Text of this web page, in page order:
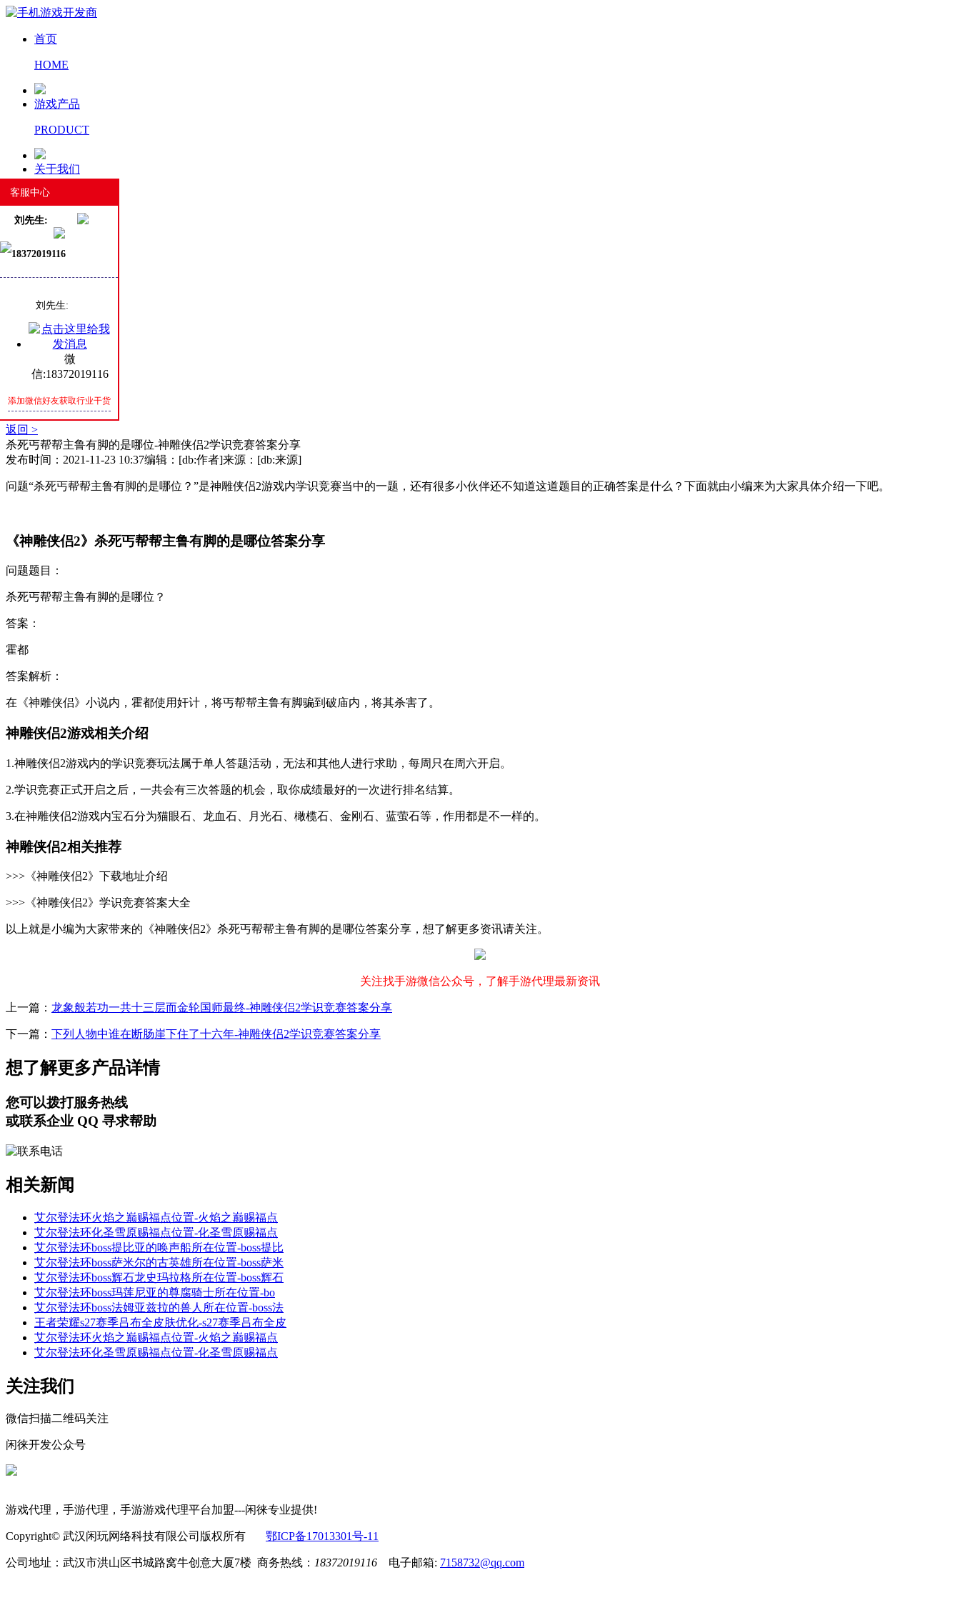
首页
HOME
游戏产品
PRODUCT
关于我们
ABOUT US
新闻资讯
NEWS
工匠精神
SPIRIT
联系我们
手游资讯
返回 >
杀死丐帮帮主鲁有脚的是哪位-神雕侠侣2学识竞赛答案分享
发布时间：2021-11-23 10:37编辑：[db:作者]来源：[db:来源]
问题“杀死丐帮帮主鲁有脚的是哪位？”是神雕侠侣2游戏内学识竞赛当中的一题，还有很多小伙伴还不知道这道题目的正确答案是什么？下面就由小编来为大家具体介绍一下吧。
《神雕侠侣2》杀死丐帮帮主鲁有脚的是哪位答案分享
问题题目：
杀死丐帮帮主鲁有脚的是哪位？
答案：
霍都
答案解析：
在《神雕侠侣》小说内，霍都使用奸计，将丐帮帮主鲁有脚骗到破庙内，将其杀害了。
神雕侠侣2游戏相关介绍
1.神雕侠侣2游戏内的学识竞赛玩法属于单人答题活动，无法和其他人进行求助，每周只在周六开启。
2.学识竞赛正式开启之后，一共会有三次答题的机会，取你成绩最好的一次进行排名结算。
3.在神雕侠侣2游戏内宝石分为猫眼石、龙血石、月光石、橄榄石、金刚石、蓝萤石等，作用都是不一样的。
神雕侠侣2相关推荐
>>>《神雕侠侣2》下载地址介绍
>>>《神雕侠侣2》学识竞赛答案大全
以上就是小编为大家带来的《神雕侠侣2》杀死丐帮帮主鲁有脚的是哪位答案分享，想了解更多资讯请关注。
关注找手游微信公众号，了解手游代理最新资讯
上一篇： 龙象般若功一共十三层而金轮国师最终-神雕侠侣2学识竞赛答案分享
下一篇： 下列人物中谁在断肠崖下住了十六年-神雕侠侣2学识竞赛答案分享
想了解更多产品详情
您可以拨打服务热线
或联系企业 QQ 寻求帮助
相关新闻
艾尔登法环火焰之巅赐福点位置-火焰之巅赐福点
艾尔登法环化圣雪原赐福点位置-化圣雪原赐福点
艾尔登法环boss提比亚的唤声船所在位置-boss提比
艾尔登法环boss萨米尔的古英雄所在位置-boss萨米
艾尔登法环boss辉石龙史玛拉格所在位置-boss辉石
艾尔登法环boss玛莲尼亚的尊腐骑士所在位置-bo
艾尔登法环boss法姆亚兹拉的兽人所在位置-boss法
王者荣耀s27赛季吕布全皮肤优化-s27赛季吕布全皮
艾尔登法环火焰之巅赐福点位置-火焰之巅赐福点
艾尔登法环化圣雪原赐福点位置-化圣雪原赐福点
关注我们
微信扫描二维码关注
闲徕开发公众号
客服中心
刘先生:
18372019116
刘先生:
微
信:18372019116
添加微信好友获取行业干货
游戏代理，手游代理，手游游戏代理平台加盟---闲徕专业提供!
Copyright© 武汉闲玩网络科技有限公司版权所有 鄂ICP备17013301号-11
公司地址：武汉市洪山区书城路窝牛创意大厦7楼 商务热线： 18372019116 电子邮箱: 7158732@qq.com